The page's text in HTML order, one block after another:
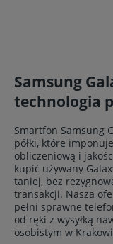
Samsung
technologia
Smartfon Samsung
półki, które
obliczeniową i
kupić używany
taniej, bez
transakcji. Nasza
pełni sprawne
od ręki z wysyłką
osobistym w